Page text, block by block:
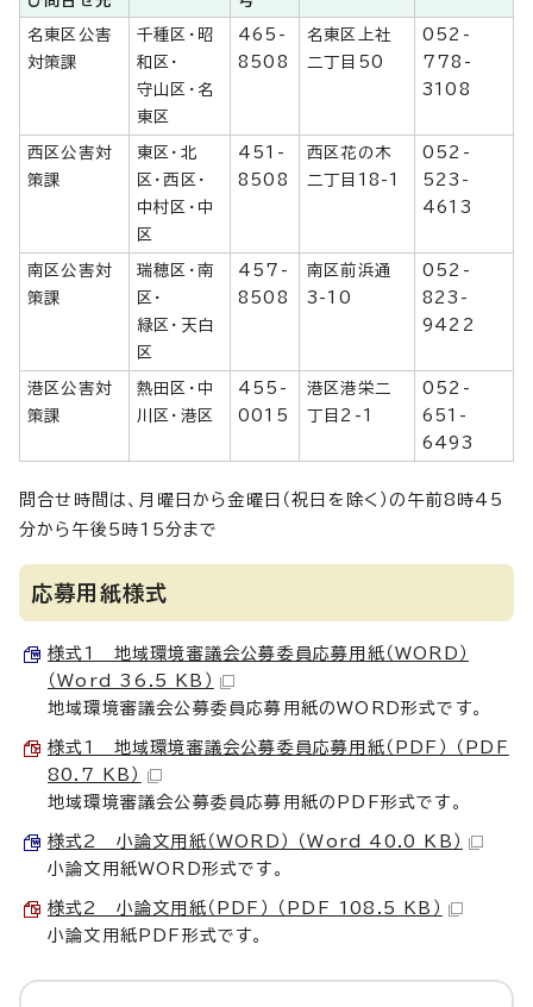
名東区公害
対策課
千種区・昭
和区・
守山区・名
東区
465-
8508
名東区上社
二丁目50
052-
778-
3108
西区公害対
策課
東区・北
区・西区・
中村区・中
区
451-
8508
西区花の木
二丁目18-1
052-
523-
4613
南区公害対
策課
瑞穂区・南
区・
緑区・天白
区
457-
8508
南区前浜通
3-10
052-
823-
9422
港区公害対
策課
熱田区・中
川区・港区
455-
0015
港区港栄二
丁目2-1
052-
651-
6493
問合せ時間は、月曜日から金曜日（祝日を除く）の午前8時45
分から午後5時15分まで
応募用紙様式
様式1 地域環境審議会公募委員応募用紙（WORD）
（Word 36.5 KB）
地域環境審議会公募委員応募用紙のWORD形式です。
様式1 地域環境審議会公募委員応募用紙（PDF） （PDF
80.7 KB）
地域環境審議会公募委員応募用紙のPDF形式です。
様式2 小論文用紙（WORD） （Word 40.0 KB）
小論文用紙WORD形式です。
様式2 小論文用紙（PDF） （PDF 108.5 KB）
小論文用紙PDF形式です。